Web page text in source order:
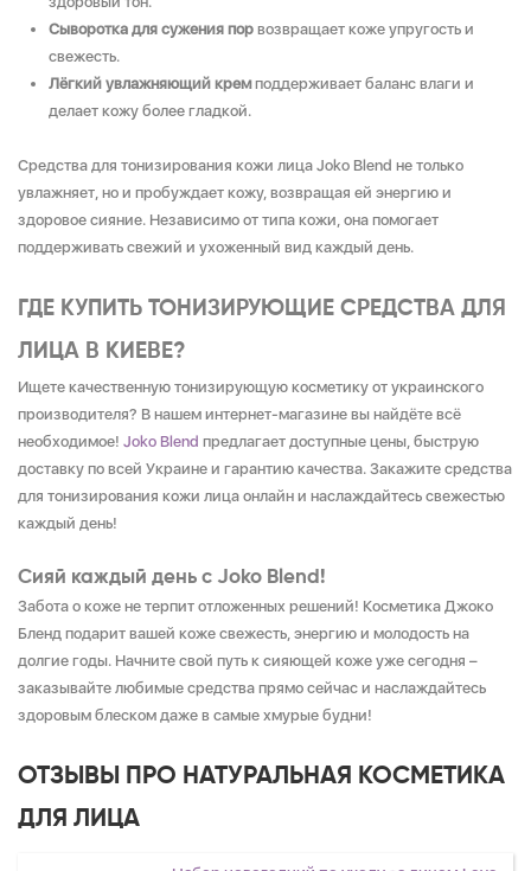
Сыворотка для сужения пор возвращает коже упругость и
свежесть.
Лёгкий увлажняющий кремподдерживает баланс влаги и
делает кожу более гладкой.
Средства для тонизирования кожи лица Joko Blend не только
увлажняет, но и пробуждает кожу, возвращая ей энергию и
здоровое сияние. Независимо от типа кожи, она помогает
поддерживать свежий и ухоженный вид каждый день.
ГДЕ КУПИТЬ ТОНИЗИРУЮЩИЕ СРЕДСТВА ДЛЯ
ЛИЦА В КИЕВЕ?
Ищете качественную тонизирующую косметику от украинского
производителя? В нашем интернет-магазине вы найдёте всё
необходимое! Joko Blend предлагает доступные цены, быструю
доставку по всей Украине и гарантию качества. Закажите средства
для тонизирования кожи лица онлайн и наслаждайтесь свежестью
каждый день!
Сияй каждый день с Joko Blend!
Забота о коже не терпит отложенных решений! Косметика Джоко
Бленд подарит вашей коже свежесть, энергию и молодость на
долгие годы. Начните свой путь к сияющей коже уже сегодня –
заказывайте любимые средства прямо сейчас и наслаждайтесь
здоровым блеском даже в самые хмурые будни!
ОТЗЫВЫ ПРО НАТУРАЛЬНАЯ КОСМЕТИКА
ДЛЯ ЛИЦА